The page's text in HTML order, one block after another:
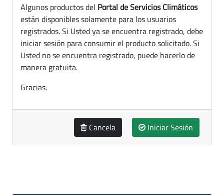
Algunos productos del Portal de Servicios Climáticos
están disponibles solamente para los usuarios
registrados. Si Usted ya se encuentra registrado, debe
iniciar sesión para consumir el producto solicitado. Si
Usted no se encuentra registrado, puede hacerlo de
manera gratuita.
Gracias.
Cancela Iniciar Sesión